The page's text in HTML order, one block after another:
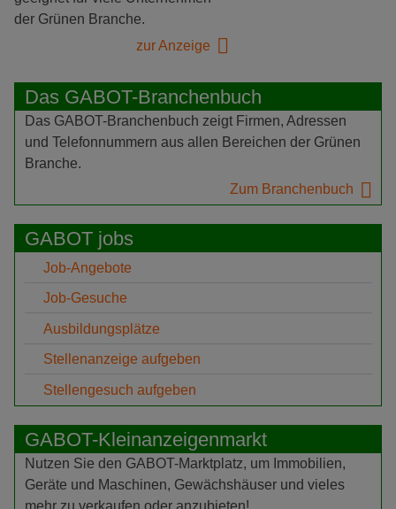
der Grünen Branche.
zur Anzeige
Das GABOT-Branchenbuch
Das GABOT-Branchenbuch zeigt Firmen, Adressen
und Telefonnummern aus allen Bereichen der Grünen
Branche.
Zum Branchenbuch
GABOT jobs
Job-Angebote
Job-Gesuche
Ausbildungsplätze
Stellenanzeige aufgeben
Stellengesuch aufgeben
GABOT-Kleinanzeigenmarkt
Nutzen Sie den GABOT-Marktplatz, um Immobilien,
Geräte und Maschinen, Gewächshäuser und vieles
mehr zu verkaufen oder anzubieten!